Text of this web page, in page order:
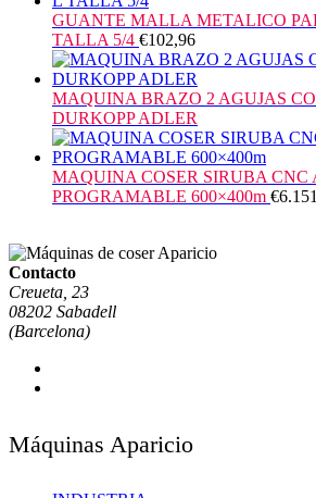
GUANTE MALLA METALICO
TALLA 5/4 €102,96
MAQUINA BRAZO 2 AGUJAS
DURKOPP ADLER
MAQUINA COSER SIRUBA CNC
PROGRAMABLE 600×400m €
Contacto
Creueta, 23
08202 Sabadell
(Barcelona)
Máquinas Aparicio